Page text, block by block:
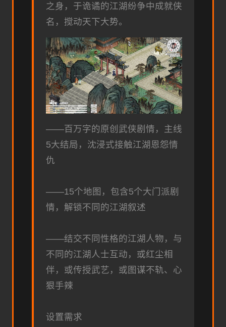
之身，于诡谲的江湖纷争中成就侠
名，搅动天下大势。
——百万字的原创武侠剧情，主线
5大结局，沈浸式接触江湖恩怨情
仇
——15个地图，包含5个大门派剧
情，解锁不同的江湖叙述
——结交不同性格的江湖人物，与
不同的江湖人士互动，或红尘相
伴，或传授武艺，或图谋不轨、心
狠手辣
设置需求